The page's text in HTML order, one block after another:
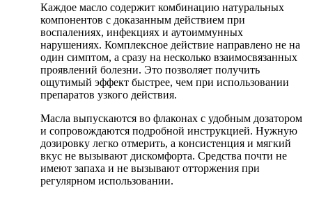
Каждое масло содержит комбинацию натуральных
компонентов с доказанным действием при
воспалениях, инфекциях и аутоиммунных
нарушениях. Комплексное действие направлено не на
один симптом, а сразу на несколько взаимосвязанных
проявлений болезни. Это позволяет получить
ощутимый эффект быстрее, чем при использовании
препаратов узкого действия.
Масла выпускаются во флаконах с удобным дозатором
и сопровождаются подробной инструкцией. Нужную
дозировку легко отмерить, а консистенция и мягкий
вкус не вызывают дискомфорта. Средства почти не
имеют запаха и не вызывают отторжения при
регулярном использовании.